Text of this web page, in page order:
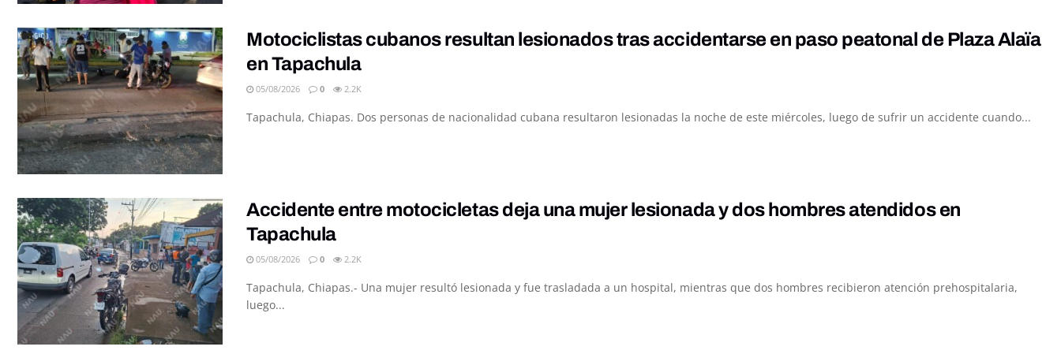
Motociclistas cubanos resultan lesionados tras accidentarse en paso peatonal de Plaza Alaïa
en Tapachula
05/08/2026 0 2.2K
Tapachula, Chiapas. Dos personas de nacionalidad cubana resultaron lesionadas la noche de este miércoles, luego de sufrir un accidente cuando...
Accidente entre motocicletas deja una mujer lesionada y dos hombres atendidos en
Tapachula
05/08/2026 0 2.2K
Tapachula, Chiapas.- Una mujer resultó lesionada y fue trasladada a un hospital, mientras que dos hombres recibieron atención prehospitalaria,
luego...